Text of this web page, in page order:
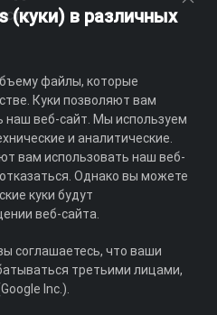
(куки) в различных
файлы, которые
Куки позволяют вам
наш веб-сайт. Мы используем
и аналитические.
вам использовать наш веб-
Однако вы можете
куки будут
веб-сайта.
соглашаетесь, что ваши
третьими лицами,
Inc.).